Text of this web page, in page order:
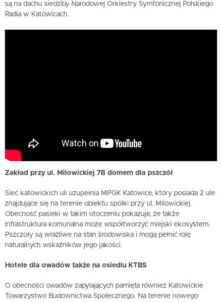
są na dachu siedziby Narodowej Orkiestry Symfonicznej Polskiego
Radia w Katowicach.
Zakład przy ul. Milowickiej 7B domem dla pszczół
Sieć katowickich uli uzupełnia MPGK Katowice, który posiada 2 ule
znajdujące się na terenie obiektu spółki przy ul. Milowickiej.
Obecność pasieki w takim otoczeniu pokazuje, że także
infrastruktura komunalna może współtworzyć miejski ekosystem.
Pszczoły są wrażliwe na stan środowiska i mogą pełnić rolę
naturalnych wskaźników jego jakości.
Hotele dla owadów także na osiedlu KTBS
O obecności owadów zapylających pamięta również Katowickie
Towarzystwo Budownictwa Społecznego. Na terenie nowego